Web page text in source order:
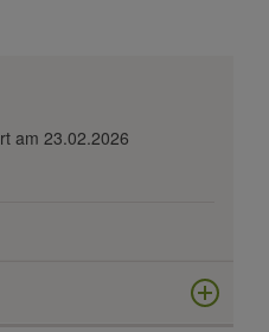
am 23.02.2026